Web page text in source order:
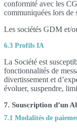
conformité avec les
communiquées lors de
Les sociétés GDM et/
6.3 Profils IA
La Société est
fonctionnalités de
divertissement et
évoluer, suspendre,
7. Souscription d’un
7.1 Modalités de